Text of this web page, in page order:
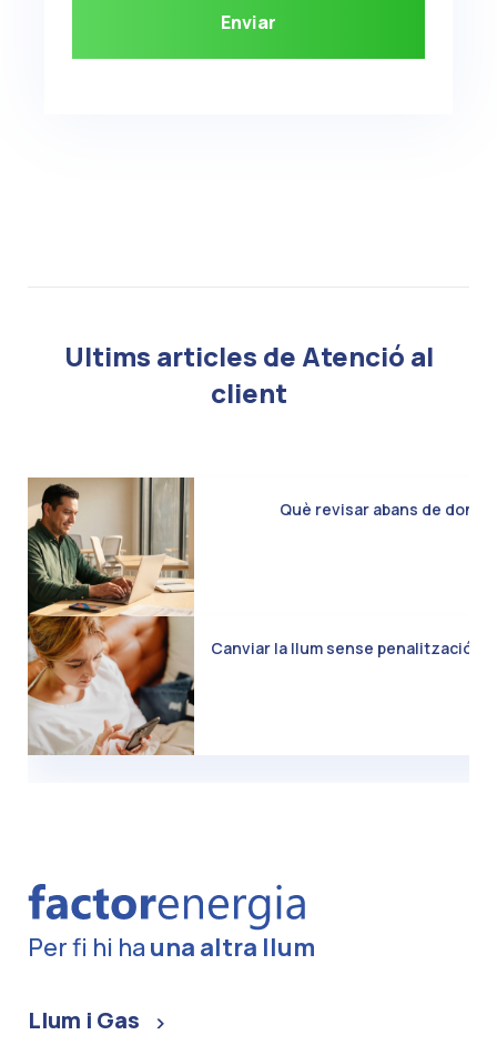
Ultims articles de Atenció al
client
Què revisar abans de
Canviar la llum sense penalització:
Per fi hi ha una altra llum
Llum i Gas